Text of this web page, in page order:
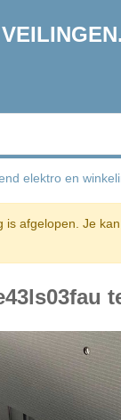
elektro en
is afgelopen. Je